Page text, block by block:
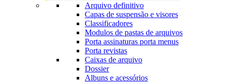
Arquivo definitivo
Capas de suspensão e visores
Classificadores
Modulos de pastas de arquivos
Porta assinaturas porta menus
Porta revistas
Caixas de arquivo
Dossier
Albuns e acessórios